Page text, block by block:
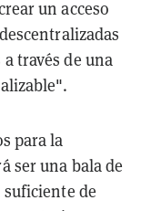
un acceso
través de una
para la
ser una bala de
de